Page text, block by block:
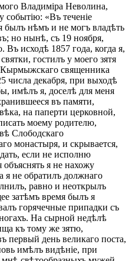
Владиміра Неволина,
событію: «Въ теченіе
былъ нѣмъ и не могъ владѣть
но нынѣ, съ 19 ноября,
Въ исходѣ 1857 года, когда я,
гостилъ у моего зятя
Кырмыжскаго священника
числа декабря, при выходѣ
имѣлъ я, доселѣ для меня
въ памяти,
на паперти церковной,
моему родителю,
Слободскаго
монастыря, и скрывается,
если не исполню
объяснять я не нахожу
я не обратилъ должнаго
равно и неоткрылъ
затѣмъ время былъ я
горячечные припадки съ
На сырной недѣлѣ
къ тому же зятю,
первый день великаго поста,
имѣлъ видѣніе, при